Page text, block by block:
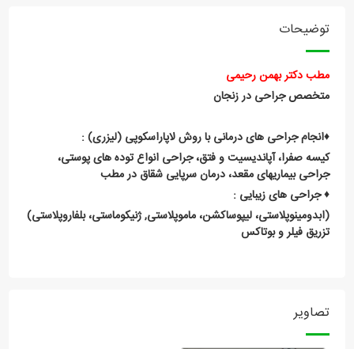
توضیحات
مطب دکتربهمنرحیمی
متخصص جراحی در زنجان
♦️انجام جراحی های درمانی با روش لاپاراسکوپی (لیزری) :
کیسه صفرا، آپاندیسیت و فتق، جراحی انواع توده های پوستی،
جراحی بیماریهای مقعد، درمان سرپایی شقاق در مطب
♦️ جراحی های زیبایی :
(ابدومینوپلاستی، لیپوساکشن، ماموپلاستی, ژنیکوماستی، بلفاروپلاستی)
تزریق فیلر و بوتاکس
تصاویر